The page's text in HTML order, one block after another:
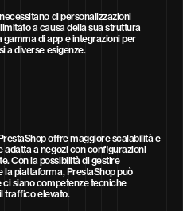
di personalizzazioni
a causa della sua struttura
di app e integrazioni per
a diverse esigenze.
offre maggiore scalabilità e
a negozi con configurazioni
Con la possibilità di gestire
piattaforma, PrestaShop può
siano competenze tecniche
traffico elevato.